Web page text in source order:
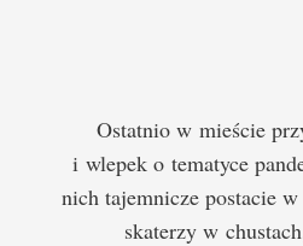
Ostatnio w mieście
i wlepek o tematyce
nich tajemnicze postacie
skaterzy w